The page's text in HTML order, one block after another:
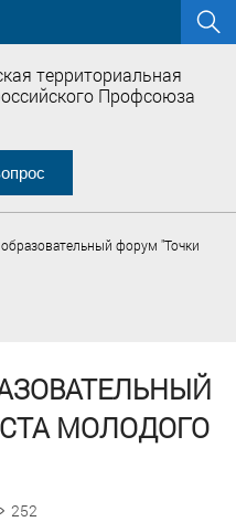
территориальная
Профсоюза
форум "Точки
МОЛОДОГО
252